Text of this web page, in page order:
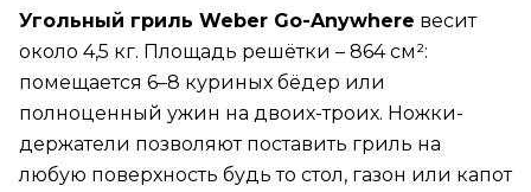
Угольный гриль Weber Go-Anywhere весит
около 4,5 кг. Площадь решётки – 864 см²:
помещается 6–8 куриных бёдер или
полноценный ужин на двоих-троих. Ножки-
держатели позволяют поставить гриль на
любую поверхность будь то стол, газон или капот